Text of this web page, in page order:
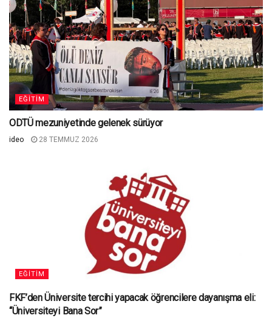
EĞITIM
ODTÜ mezuniyetinde gelenek sürüyor
ideo 28 TEMMUZ 2026
EĞITIM
FKF’den Üniversite tercihi yapacak öğrencilere dayanışma eli:
“Üniversiteyi Bana Sor”